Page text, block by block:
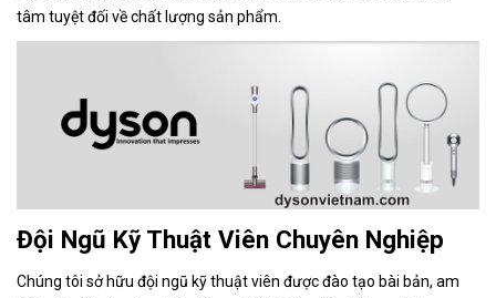
tâm tuyệt đối về chất lượng sản phẩm.
Đội Ngũ Kỹ Thuật Viên Chuyên Nghiệp
Chúng tôi sở hữu đội ngũ kỹ thuật viên được đào tạo bài bản, am